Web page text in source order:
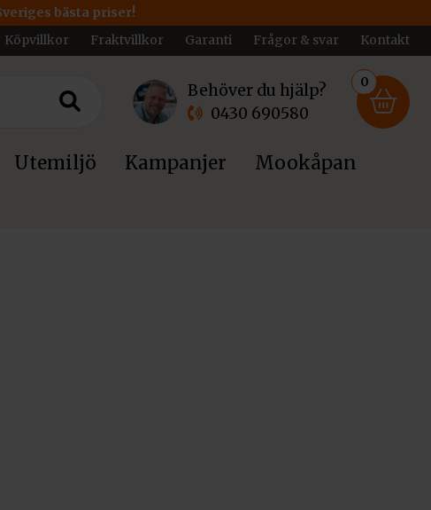
bästa priser!
Köpvillkor Fraktvillkor Garanti Frågor & svar Kontakt
Behöver du hjälp?
0430 690580
0
Utemiljö Kampanjer
Mookåpan